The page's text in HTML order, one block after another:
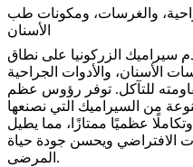
والغرسات، ومكونات طب
الأسنان
سيراميك الزركونيا على نطاق
الأسنان، والأدوات الجراحية
للتآكل. توفر رؤوس عظم
من السيراميك التي نصنعها
عظميًا ممتازًا، مما يطيل
الافتراضي ويحسن جودة حياة
المرضى.